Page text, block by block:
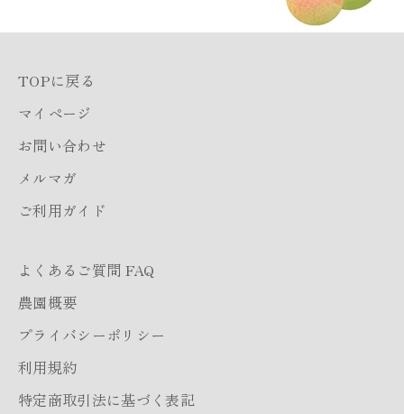
TOPに戻る
マイページ
お問い合わせ
メルマガ
ご利用ガイド
よくあるご質問 FAQ
農園概要
プライバシーポリシー
利用規約
特定商取引法に基づく表記